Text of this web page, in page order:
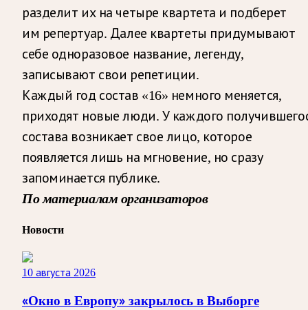
разделит их на четыре квартета и подберет
им репертуар. Далее квартеты придумывают
себе одноразовое название, легенду,
записывают свои репетиции.
Каждый год состав «16» немного меняется,
приходят новые люди. У каждого
состава возникает свое лицо, которое
появляется лишь на мгновение, но сразу
запоминается публике.
По материалам организаторов
Новости
10 августа 2026
«Окно в Европу» закрылось в Выборге